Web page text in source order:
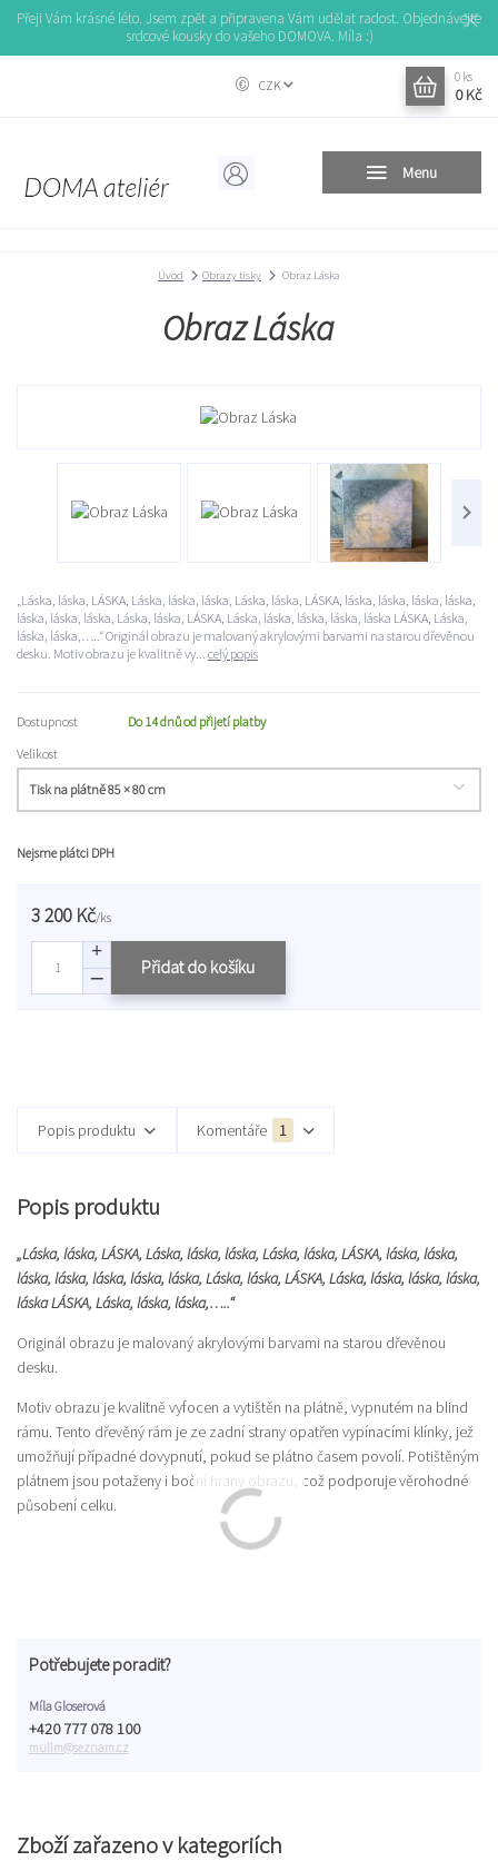
Přeji Vám krásné léto. Jsem zpět a připravena Vám udělat radost. Objednávejte
srdcové kousky do vašeho DOMOVA. Míla :)
Menu
CZK
0 ks
0 Kč
Úvod Obrazy tisky Obraz Láska
Obraz Láska
„Láska, láska, LÁSKA, Láska, láska, láska, Láska, láska, LÁSKA, láska, láska, láska, láska,
láska, láska, láska, Láska, láska, LÁSKA, Láska, láska, láska, láska, láska LÁSKA, Láska,
láska, láska,…..“ Originál obrazu je malovaný akrylovými barvami na starou dřevěnou
desku. Motiv obrazu je kvalitně vy... celý popis
Dostupnost
Do 14 dnů od přijetí platby
Velikost
Nejsme plátci DPH
3 200 Kč/ks
Přidat do košíku
Popis produktu Komentáře 1
Popis produktu
„Láska, láska, LÁSKA, Láska, láska, láska, Láska, láska, LÁSKA, láska, láska,
láska, láska, láska, láska, láska, Láska, láska, LÁSKA, Láska, láska, láska, láska,
láska LÁSKA, Láska, láska, láska,…..“
Originál obrazu je malovaný akrylovými barvami na starou dřevěnou
desku.
Motiv obrazu je kvalitně vyfocen a vytištěn na plátně, vypnutém na blind
rámu. Tento dřevěný rám je ze zadní strany opatřen vypínacími klínky, jež
umožňují případné dovypnutí, pokud se plátno časem povolí. Potištěným
plátnem jsou potaženy i boční hrany obrazu, což podporuje věrohodné
působení celku.
Zboží zařazeno v kategoriích
Potřebujete poradit?
Míla Gloserová
+420 777 078 100
mulim@seznam.cz